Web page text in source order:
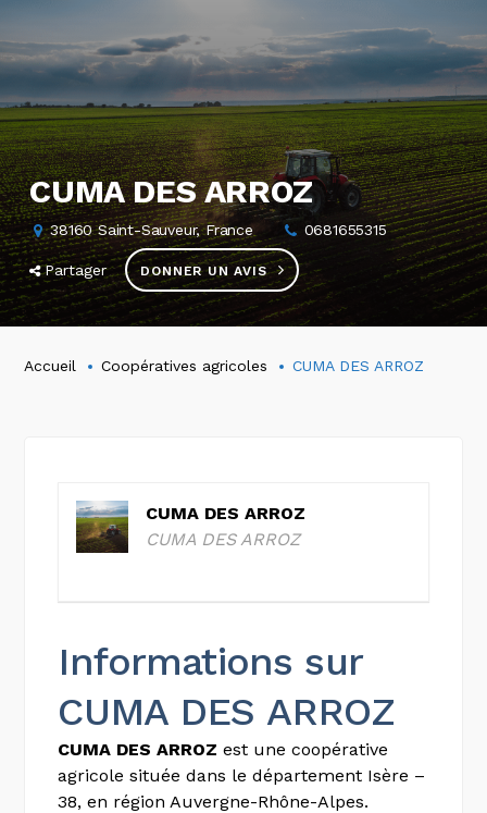
CUMA DES ARROZ
38160 Saint-Sauveur, France 0681655315
Partager DONNER UN AVIS
Accueil Coopératives agricoles CUMA DES ARROZ
CUMA DES ARROZ
CUMA DES ARROZ
Informations sur
CUMA DES ARROZ
CUMA DES ARROZ est une coopérative
agricole située dans le département Isère –
38, en région Auvergne-Rhône-Alpes.